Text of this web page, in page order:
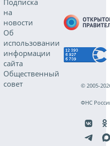
Подписка
на
новости
Об
использовании
информации
сайта
Общественный
совет
© 2005-
ФНС